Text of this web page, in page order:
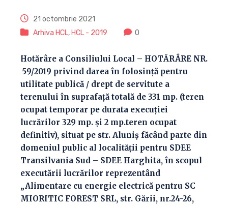
21 octombrie 2021
Arhiva HCL, HCL - 2019 0
Hotărâre a Consiliului Local – HOTĂRÂRE NR.
59/2019 privind darea în folosinţă pentru
utilitate publică / drept de servitute a
terenului în suprafaţă totală de 331 mp. (teren
ocupat temporar pe durata execuţiei
lucrărilor 329 mp. și 2 mp.teren ocupat
definitiv), situat pe str. Aluniș făcând parte din
domeniul public al localităţii pentru SDEE
Transilvania Sud – SDEE Harghita, în scopul
executării lucrărilor reprezentând
„Alimentare cu energie electrică pentru SC
MIORITIC FOREST SRL, str. Gării, nr.24-26,